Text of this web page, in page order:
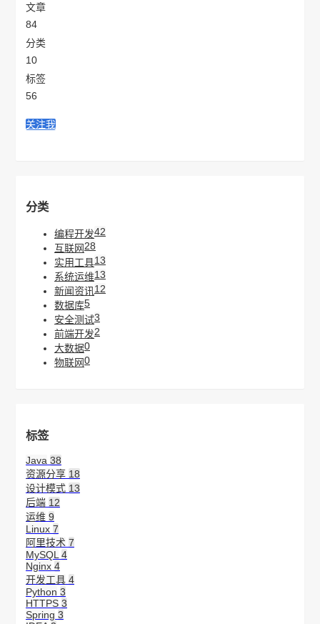
文章
84
分类
10
标签
56
关注我
分类
编程开发42
互联网28
实用工具13
系统运维13
新闻资讯12
数据库5
安全测试3
前端开发2
大数据0
物联网0
标签
Java 38
资源分享 18
设计模式 13
后端 12
运维 9
Linux 7
阿里技术 7
MySQL 4
Nginx 4
开发工具 4
Python 3
HTTPS 3
Spring 3